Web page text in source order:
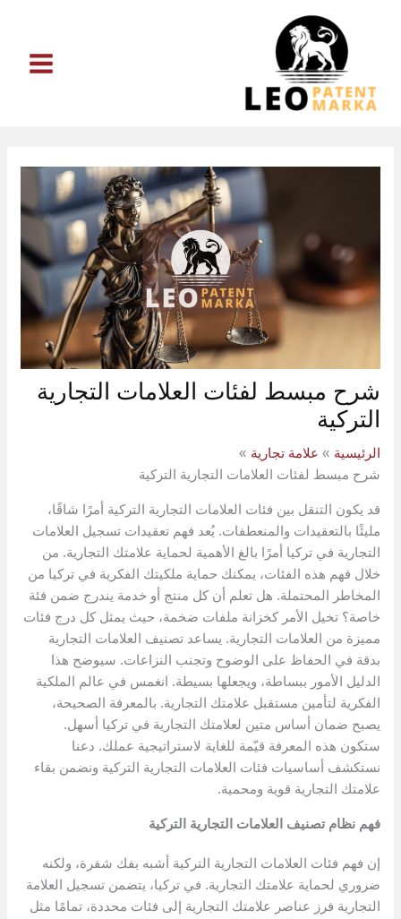
شرح مبسط لفئات العلامات التجارية
التركية
الرئيسية
علامة تجارية
شرح مبسط لفئات العلامات التجارية التركية
قد يكون التنقل بين فئات العلامات التجارية التركية أمرًا شاقًا،
مليئًا بالتعقيدات والمنعطفات. يُعد فهم تعقيدات تسجيل العلامات
التجارية في تركيا أمرًا بالغ الأهمية لحماية علامتك التجارية. من
خلال فهم هذه الفئات، يمكنك حماية ملكيتك الفكرية في تركيا من
المخاطر المحتملة. هل تعلم أن كل منتج أو خدمة يندرج ضمن فئة
خاصة؟ تخيل الأمر كخزانة ملفات ضخمة، حيث يمثل كل درج فئات
مميزة من العلامات التجارية. يساعد تصنيف العلامات التجارية
بدقة في الحفاظ على الوضوح وتجنب النزاعات. سيوضح هذا
الدليل الأمور ببساطة، ويجعلها بسيطة. انغمس في عالم الملكية
الفكرية لتأمين مستقبل علامتك التجارية. بالمعرفة الصحيحة،
يصبح ضمان أساس متين لعلامتك التجارية في تركيا أسهل.
ستكون هذه المعرفة قيّمة للغاية لاستراتيجية عملك. دعنا
نستكشف أساسيات فئات العلامات التجارية التركية ونضمن بقاء
علامتك التجارية قوية ومحمية.
فهم نظام تصنيف العلامات التجارية التركية
إن فهم فئات العلامات التجارية التركية أشبه بفك شفرة، ولكنه
ضروري لحماية علامتك التجارية. في تركيا، يتضمن تسجيل العلامة
التجارية فرز عناصر علامتك التجارية إلى فئات محددة، تمامًا مثل